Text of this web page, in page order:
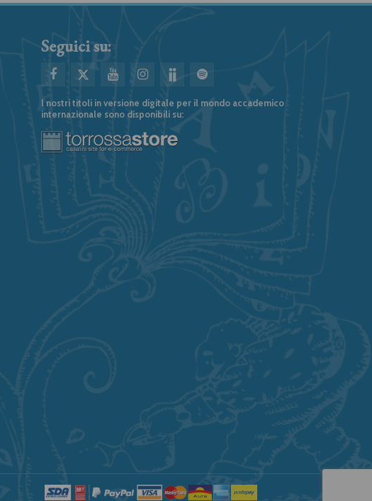
Seguici su:
I nostri titoli in versione digitale per il mondo accademico
internazionale sono disponibili su: